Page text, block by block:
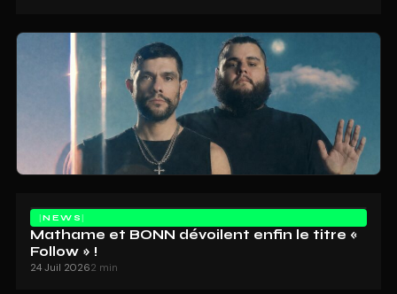
NEWS
Mathame et BONN dévoilent enfin le titre «
Follow » !
24 Juil 20262 min